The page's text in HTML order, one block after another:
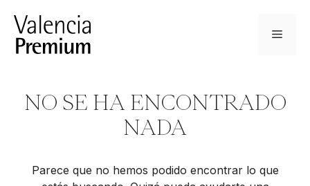
contenido
Menú
NO SE HA ENCONTRADO
NADA
Parece que no hemos podido encontrar lo que